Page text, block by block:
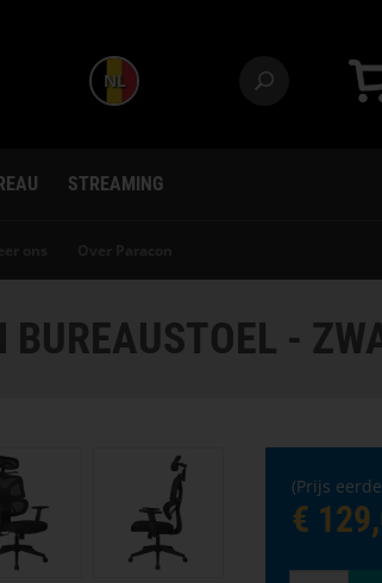
NL
STREAMING
-
(Prijs
€